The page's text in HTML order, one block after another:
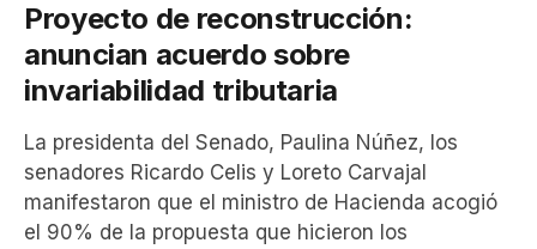
Proyecto de reconstrucción:
anuncian acuerdo sobre
invariabilidad tributaria
La presidenta del Senado, Paulina Núñez, los
senadores Ricardo Celis y Loreto Carvajal
manifestaron que el ministro de Hacienda acogió
el 90% de la propuesta que hicieron los